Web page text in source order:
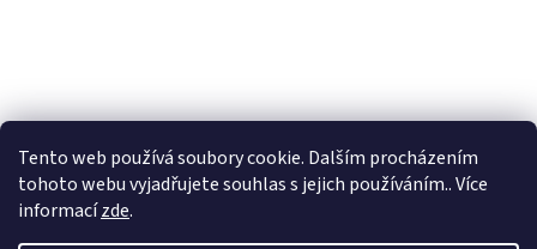
Tento web používá soubory cookie. Dalším procházením
tohoto webu vyjadřujete souhlas s jejich používáním.. Více
informacízde.
🏝️ Dovolená: 🏝️ 27.7.2026 do 9.8.2026 - bude
probíhat dovolená. Celá firma bude uzavřená!